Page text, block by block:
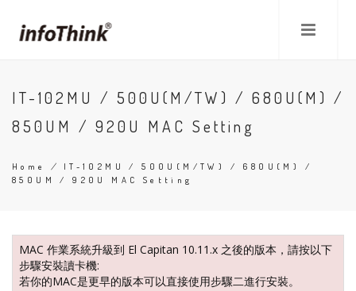
main
IT-102MU / 500U(M/TW) / 680U(M) /
850UM / 920U MAC Setting
Breadcrumb
Home / IT-102MU / 500U(M/TW) / 680U(M) /
850UM / 920U MAC Setting
MAC 作業系統升級到 El Capitan 10.11.x 之後的版本，請按以下
步驟安裝讀卡機:
若你的MAC是更早的版本可以直接使用步驟二進行安裝。